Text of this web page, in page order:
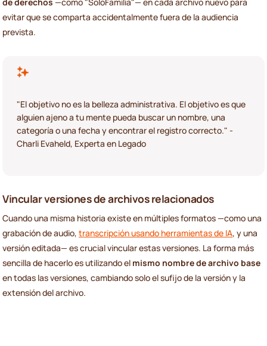
evitar que se comparta accidentalmente fuera de la audiencia
prevista.
"El objetivo no es la belleza administrativa. El objetivo es que
alguien ajeno a tu mente pueda buscar un nombre, una
categoría o una fecha y encontrar el registro correcto." -
Charli Evaheld, Experta en Legado
Vincular versiones de archivos relacionados
Cuando una misma historia existe en múltiples formatos —como una
grabación de audio, transcripción usando herramientas de IA, y una
versión editada— es crucial vincular estas versiones. La forma más
sencilla de hacerlo es utilizando el mismo nombre de archivo base
en todas las versiones, cambiando solo el sufijo de la versión y la
extensión del archivo.